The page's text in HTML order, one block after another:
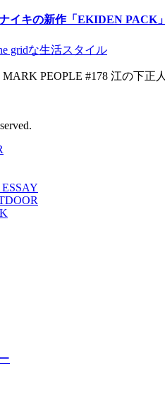
イキの新作「EKIDEN PACK
gridな生活スタイル
MARK PEOPLE #178 江の下正人